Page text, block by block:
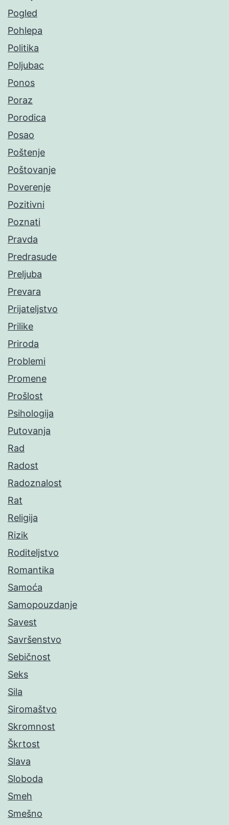
Pogled
Pohlepa
Politika
Poljubac
Ponos
Poraz
Porodica
Posao
Poštenje
Poštovanje
Poverenje
Pozitivni
Poznati
Pravda
Predrasude
Preljuba
Prevara
Prijateljstvo
Prilike
Priroda
Problemi
Promene
Prošlost
Psihologija
Putovanja
Rad
Radost
Radoznalost
Rat
Religija
Rizik
Roditeljstvo
Romantika
Samoća
Samopouzdanje
Savest
Savršenstvo
Sebičnost
Seks
Sila
Siromaštvo
Skromnost
Škrtost
Slava
Sloboda
Smeh
Smešno